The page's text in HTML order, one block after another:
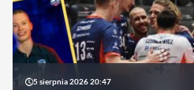
5 sierpnia 2026 20:47